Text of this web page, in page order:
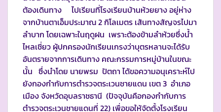
ต้องเดินทาง ไปเรียนที่โรงเรียนบ้านห้วยยาง อยู่ห่าง
จากบ้านตาเอ็มประมาณ 2 กิโลเมตร เส้นทางสัญจรไปมา
ลำบาก โดยเฉพาะในฤดูฝน เพราะต้องข้ามลำห้วยซึ่งน้ำ
ไหลเชี่ยว ผู้ปกครองนักเรียนเกรงว่าบุตรหลานจะได้รับ
อันตรายจากการเดินทาง คณะกรรมการหมู่บ้านในขณะ
นั้น ซึ่งนำโดย นายพรม ปัตถา ได้ขอความอนุเคราะห์ไป
ยังกองกำกับการตำรวจตระเวนชายแดน เขต 3 อำเภอ
เมือง จังหวัดอุบลราชธานี (ปัจจุบันคือกองกำกับการ
ตำรวจตระเวนชายแดนที่ 22) เพื่อขอให้จัดตั้งโรงเรียน